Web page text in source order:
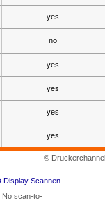
yes
no
yes
yes
yes
yes
© Druckerchannel
No scan-to-